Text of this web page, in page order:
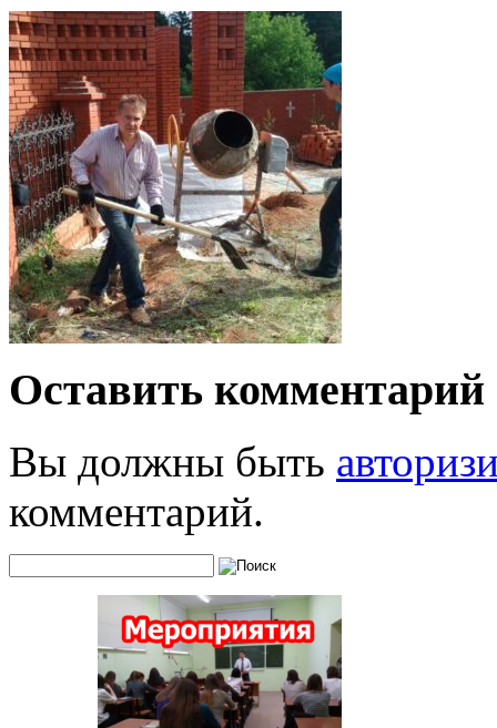
Оставить комментарий
Вы должны быть
комментарий.